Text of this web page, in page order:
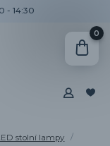
- 14:30
0
stolní lampy